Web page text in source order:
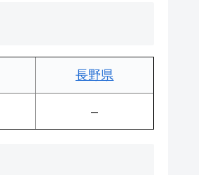
長野県
–